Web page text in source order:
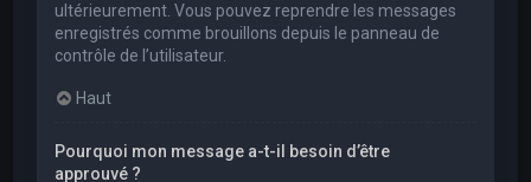
ultérieurement. Vous pouvez reprendre les messages
enregistrés comme brouillons depuis le panneau de
contrôle de l’utilisateur.
Haut
Pourquoi mon message a-t-il besoin d’être
approuvé ?